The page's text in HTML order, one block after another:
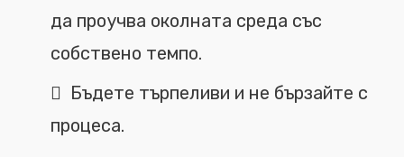
да проучва околната среда със
собствено темпо.
Бъдете търпеливи и не бързайте с
процеса.